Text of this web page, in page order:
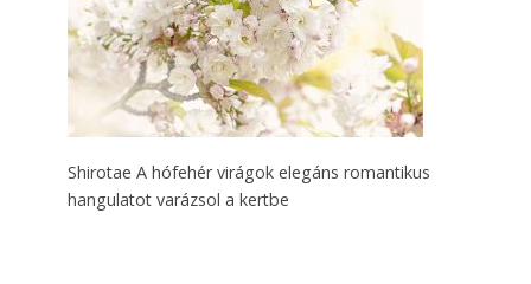
Shirotae A hófehér virágok elegáns romantikus
hangulatot varázsol a kertbe